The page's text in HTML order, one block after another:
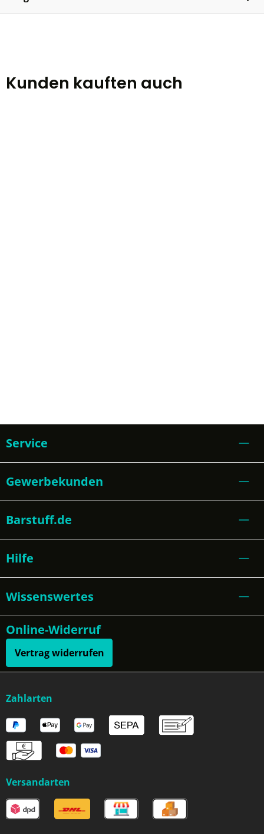
Kunden kauften auch
Service
Gewerbekunden
Barstuff.de
Hilfe
Wissenswertes
Online-Widerruf
Vertrag widerrufen
Zahlarten
Versandarten